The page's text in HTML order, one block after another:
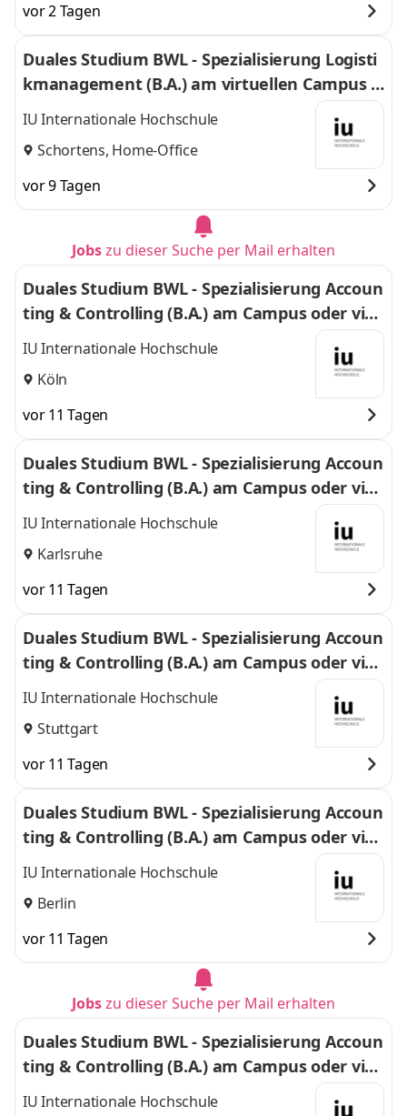
vor 2 Tagen
Duales Studium BWL - Spezialisierung Logisti
kmanagement (B.A.) am virtuellen Campus -
Nordfrost GmbH & Co. KG
IU Internationale Hochschule
Schortens, Home-Office
vor 9 Tagen
Jobszu dieser Suche per Mail erhalten
Duales Studium BWL - Spezialisierung Accoun
ting & Controlling (B.A.) am Campus oder virt
uell
IU Internationale Hochschule
Köln
vor 11 Tagen
Duales Studium BWL - Spezialisierung Accoun
ting & Controlling (B.A.) am Campus oder virt
uell
IU Internationale Hochschule
Karlsruhe
vor 11 Tagen
Duales Studium BWL - Spezialisierung Accoun
ting & Controlling (B.A.) am Campus oder virt
uell
IU Internationale Hochschule
Stuttgart
vor 11 Tagen
Duales Studium BWL - Spezialisierung Accoun
ting & Controlling (B.A.) am Campus oder virt
uell
IU Internationale Hochschule
Berlin
vor 11 Tagen
Jobszu dieser Suche per Mail erhalten
Duales Studium BWL - Spezialisierung Accoun
ting & Controlling (B.A.) am Campus oder virt
uell
IU Internationale Hochschule